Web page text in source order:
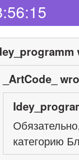
_ArtCode_
категорию